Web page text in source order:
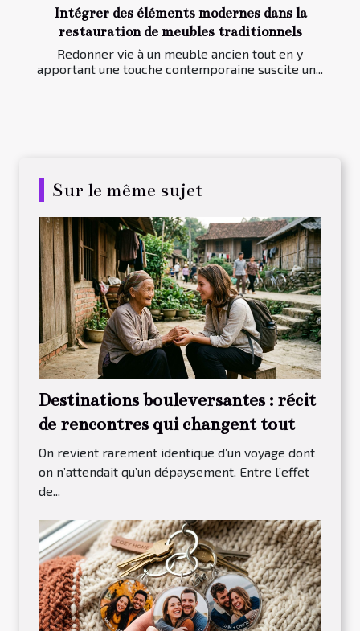
Intégrer des éléments modernes dans la
restauration de meubles traditionnels
Redonner vie à un meuble ancien tout en y
apportant une touche contemporaine suscite un...
Sur le même sujet
Destinations bouleversantes : récit
de rencontres qui changent tout
On revient rarement identique d’un voyage dont
on n’attendait qu’un dépaysement. Entre l’effet
de...